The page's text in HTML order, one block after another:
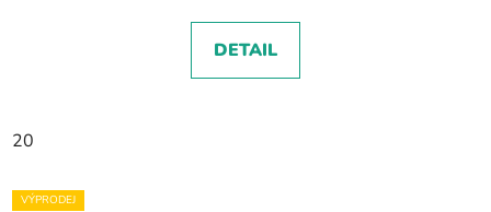
DETAIL
20
VÝPRODEJ